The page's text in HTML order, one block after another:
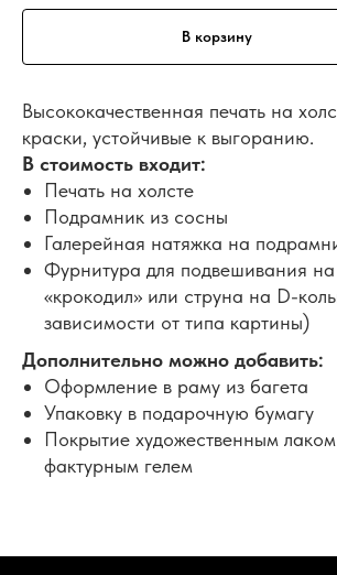
В корзину
Высококачественная печать на
краски, устойчивые к выгоранию.
В стоимость входит:
Печать на холсте
Подрамник из сосны
Галерейная натяжка на
Фурнитура для подвешивания на
«крокодил» или струна на D-
зависимости от типа картины)
Дополнительно можно добавить:
Оформление в раму из багета
Упаковку в подарочную бумагу
Покрытие художественным
фактурным гелем